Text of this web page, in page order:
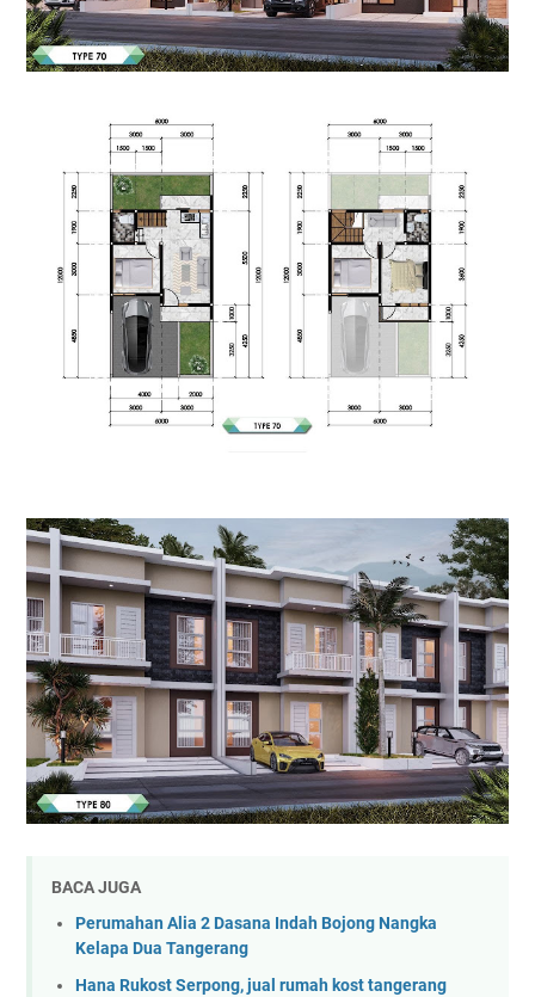
BACA JUGA
Perumahan Alia 2 Dasana Indah Bojong Nangka
Kelapa Dua Tangerang
Hana Rukost Serpong, jual rumah kost tangerang